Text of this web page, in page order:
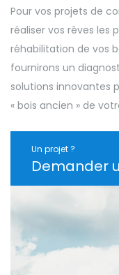
Pour vos projets de
réaliser vos rêves les
réhabilitation de vos
fournirons un
solutions innovantes
« bois ancien » de
Un projet ?
Demander